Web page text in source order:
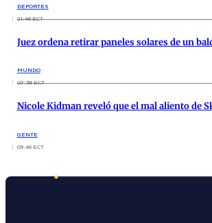
DEPORTES
21:46 ECT
Juez ordena retirar paneles solares de un
MUNDO
07:56 ECT
Nicole Kidman reveló que el mal aliento de
GENTE
09:46 ECT